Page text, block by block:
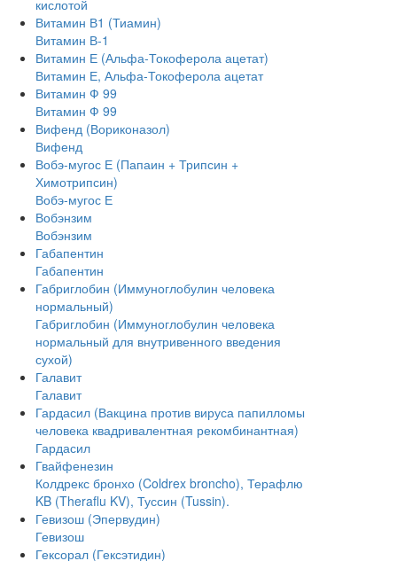
кислотой
Витамин В1 (Тиамин)
Витамин В-1
Витамин Е (Альфа-Токоферола ацетат)
Витамин Е, Альфа-Токоферола ацетат
Витамин Ф 99
Витамин Ф 99
Вифенд (Вориконазол)
Вифенд
Вобэ-мугос Е (Папаин + Трипсин +
Химотрипсин)
Вобэ-мугос Е
Вобэнзим
Вобэнзим
Габапентин
Габапентин
Габриглобин (Иммуноглобулин человека
нормальный)
Габриглобин (Иммуноглобулин человека
нормальный для внутривенного введения
сухой)
Галавит
Галавит
Гардасил (Вакцина против вируса папилломы
человека квадривалентная рекомбинантная)
Гардасил
Гвайфенезин
Колдрекс бронхо (Coldrex broncho), Терафлю
KB (Theraflu KV), Туссин (Tussin).
Гевизош (Эпервудин)
Гевизош
Гексорал (Гексэтидин)